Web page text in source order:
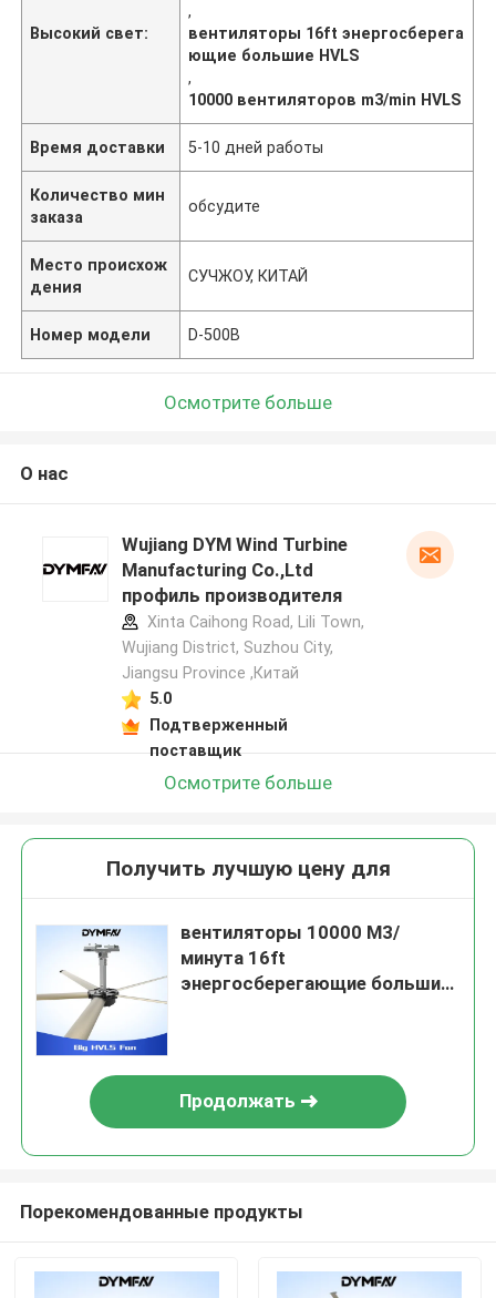
Высокий свет:
,
вентиляторы 16ft энергосберега
ющие большие HVLS
,
10000 вентиляторов m3/min HVLS
Время доставки 5-10 дней работы
Количество мин
заказа
обсудите
Место происхож
дения
СУЧЖОУ, КИТАЙ
Номер модели D-500B
Осмотрите больше
О нас
Wujiang DYM Wind Turbine
Manufacturing Co.,Ltd
профиль производителя
Xinta Caihong Road, Lili Town,
Wujiang District, Suzhou City,
Jiangsu Province ,Китай
5.0
Подтверженный
поставщик
Осмотрите больше
Получить лучшую цену для
вентиляторы 10000 M3/
минута 16ft
энергосберегающие большие
Продолжать
Порекомендованные продукты